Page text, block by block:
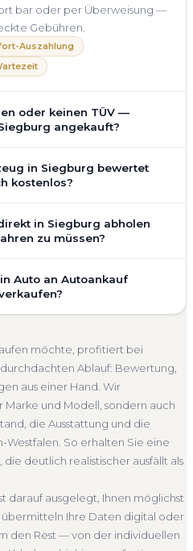
bar oder per Überweisung —
Gebühren.
Auszahlung
oder keinen TÜV —
angekauft?
abgelaufenem TÜV oder
direkt in Siegburg an. Der
Rechner berücksichtigen
aktuelle Nachfrage für eine
Ohne TÜV
in Siegburg bewertet
kostenlos?
Wir prüfen Marke,
Ausstattung, Pflegezustand
Einschätzung, die nah am
— speziell für den Markt in
in Siegburg abholen
zu müssen?
direkt an Ihrer Adresse —
oder an einem Treffpunkt
Wunsch übernehmen wir
fahrbereit
Barzahlung
Auto an Autoankauf
Siegburg und ganz
eine kostenlose
Angebot und auf Wunsch den
bis zur Abmeldung.
sprechen für sich.
Komplettservice
möchte, profitiert bei
Ablauf: Bewertung,
aus einer Hand. Wir
und Modell, sondern auch
die Ausstattung und die
So erhalten Sie eine
deutlich realistischer ausfällt als
darauf ausgelegt, Ihnen möglichst
Ihre Daten digital oder
den Rest — von der individuellen